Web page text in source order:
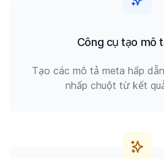
Công cụ tạo mô
Tạo các mô tả meta hấp
nhấp chuột từ kết